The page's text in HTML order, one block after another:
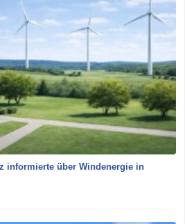
informierte über Windenergie in